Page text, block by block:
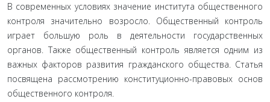
В современных условиях значение института общественного
контроля значительно возросло. Общественный контроль
играет большую роль в деятельности государственных
органов. Также общественный контроль является одним из
важных факторов развития гражданского общества. Статья
посвящена рассмотрению конституционно-правовых основ
общественного контроля.